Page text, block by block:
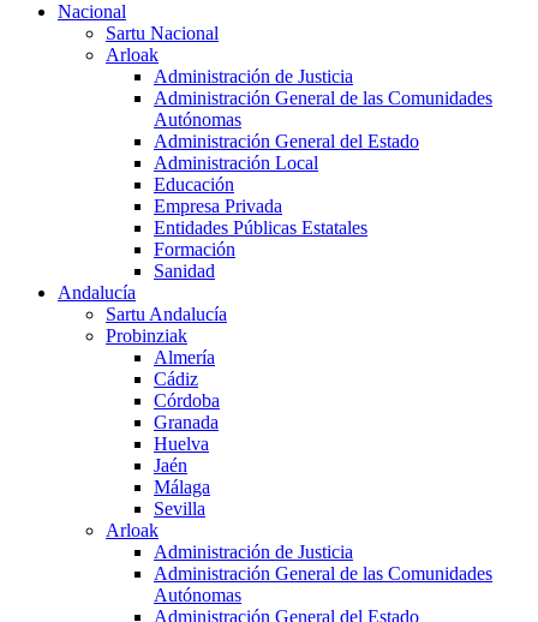
Nacional
Sartu Nacional
Arloak
Administración de Justicia
Administración General de las Comunidades
Autónomas
Administración General del Estado
Administración Local
Educación
Empresa Privada
Entidades Públicas Estatales
Formación
Sanidad
Andalucía
Sartu Andalucía
Probinziak
Almería
Cádiz
Córdoba
Granada
Huelva
Jaén
Málaga
Sevilla
Arloak
Administración de Justicia
Administración General de las Comunidades
Autónomas
Administración General del Estado